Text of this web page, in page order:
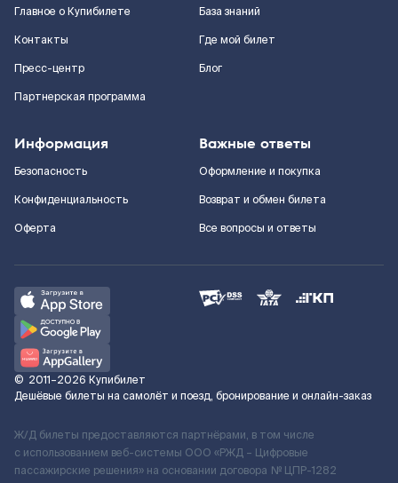
Главное о Купибилете
Контакты
Пресс-центр
Партнерская программа
База знаний
Где мой билет
Блог
Информация
Безопасность
Конфиденциальность
Оферта
Важные ответы
Оформление и покупка
Возврат и обмен билета
Все вопросы и ответы
© 2011–2026 Купибилет
Дешёвые билеты на самолёт и поезд, бронирование и онлайн-заказ
Ж/Д билеты предоставляются партнёрами, в том числе
с использованием веб-системы ООО «РЖД – Цифровые
пассажирские решения» на основании договора № ЦПР-1282